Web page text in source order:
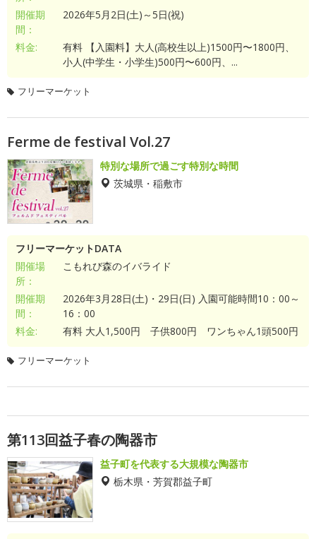
開催期
間：
2026年5月2日(土)～5日(祝)
料金:
有料 【入園料】大人(高校生以上)1500円〜1800円、
小人(中学生・小学生)500円〜600円、...
フリーマーケット
Ferme de festival Vol.27
特別な場所で過ごす特別な時間
茨城県・稲敷市
フリーマーケットDATA
開催場
所：
こもれび森のイバライド
開催期
間：
2026年3月28日(土)・29日(日) 入園可能時間10：00～
16：00
料金:
有料 大人1,500円 子供800円 ワンちゃん1頭500円
フリーマーケット
第113回益子春の陶器市
益子町を代表する大規模な陶器市
栃木県・芳賀郡益子町